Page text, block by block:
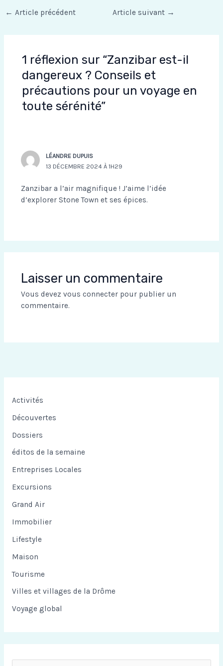
← Article précédent Article suivant →
1 réflexion sur “Zanzibar est-il
dangereux ? Conseils et
précautions pour un voyage en
toute sérénité”
LÉANDRE DUPUIS
13 DÉCEMBRE 2024 À 1H29
Zanzibar a l’air magnifique ! J’aime l’idée
d’explorer Stone Town et ses épices.
Laisser un commentaire
Vous devez vous connecterpour publier un
commentaire.
Activités
Découvertes
Dossiers
éditos de la semaine
Entreprises Locales
Excursions
Grand Air
Immobilier
Lifestyle
Maison
Tourisme
Villes et villages de la Drôme
Voyage global